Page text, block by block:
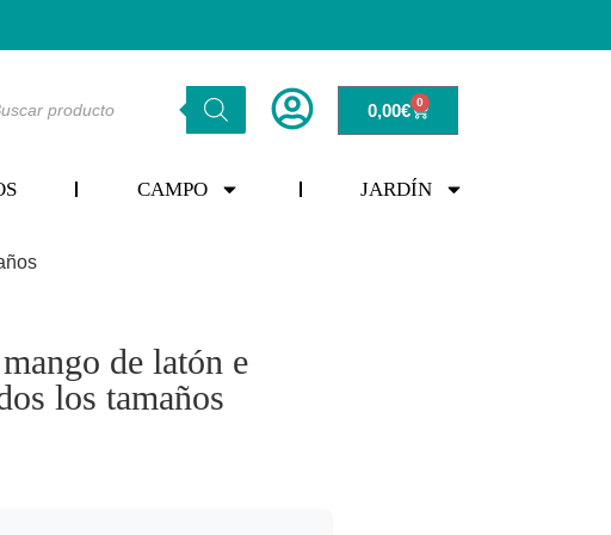
0,00€ 0
CAMPO JARDÍN
de latón e
los tamaños